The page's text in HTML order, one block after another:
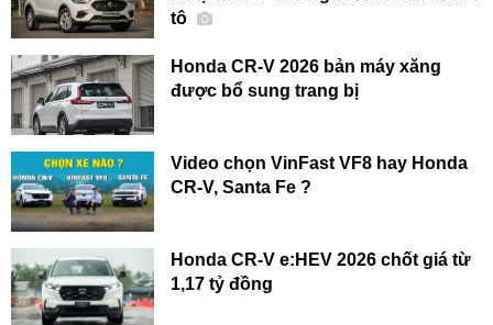
tô
Honda CR-V 2026 bản máy xăng
được bổ sung trang bị
Video chọn VinFast VF8 hay Honda
CR-V, Santa Fe ?
Honda CR-V e:HEV 2026 chốt giá từ
1,17 tỷ đồng